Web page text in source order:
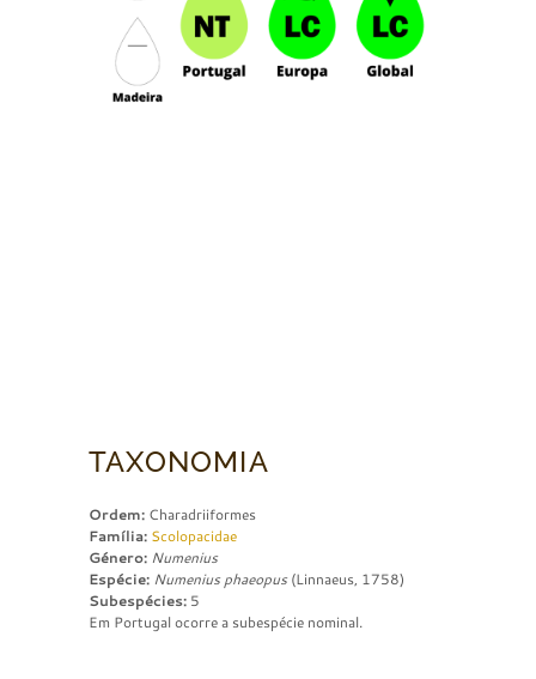
TAXONOMIA
Ordem: Charadriiformes
Família: Scolopacidae
Género: Numenius
Espécie: Numenius phaeopus(Linnaeus, 1758)
Subespécies: 5
Em Portugal ocorre a subespécie nominal.